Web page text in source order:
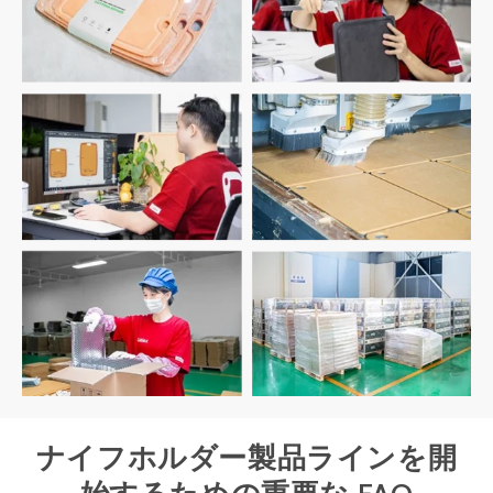
ナイフホルダー製品ラインを開